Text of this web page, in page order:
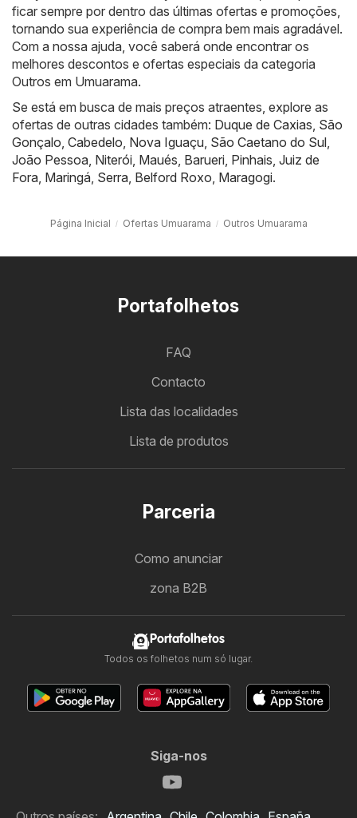
ficar sempre por dentro das últimas ofertas e promoções,
tornando sua experiência de compra bem mais agradável.
Com a nossa ajuda, você saberá onde encontrar os
melhores descontos e ofertas especiais da categoria
Outros em Umuarama.
Se está em busca de mais preços atraentes, explore as
ofertas de outras cidades também: Duque de Caxias São
Gonçalo Cabedelo Nova Iguaçu São Caetano do Sul
João Pessoa Niterói Maués Barueri Pinhais Juiz de
Fora Maringá Serra Belford Roxo Maragogi.
Página Inicial Ofertas Umuarama Outros Umuarama
Portafolhetos
FAQ
Contacto
Lista das localidades
Lista de produtos
Parceria
Como anunciar
zona B2B
Portafolhetos
Todos os folhetos num só lugar.
Siga-nos